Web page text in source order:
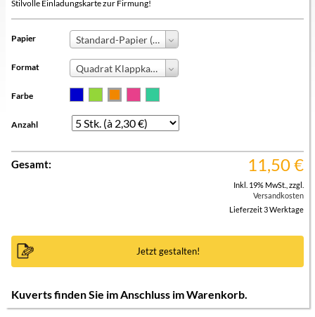
Stilvolle Einladungskarte zur Firmung!
Papier Standard-Papier (+0,00 €)
Format Quadrat Klappkarte
Farbe
Anzahl
Gesamt: 11,50€
Inkl. 19% MwSt. zzgl.
Versandkosten
Lieferzeit 3 Werktage
Jetzt gestalten!
Kuverts finden Sie im Anschluss im Warenkorb.